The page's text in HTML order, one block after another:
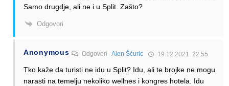
Samo drugdje, ali ne i u Split. Zašto?
Odgovori
Anonymous OdgovoriAlen Šćuric 19.12.2021. 22:55
Tko kaže da turisti ne idu u Split? Idu, ali te brojke ne mogu
narasti na temelju nekoliko wellnes i kongres hotela. Idu